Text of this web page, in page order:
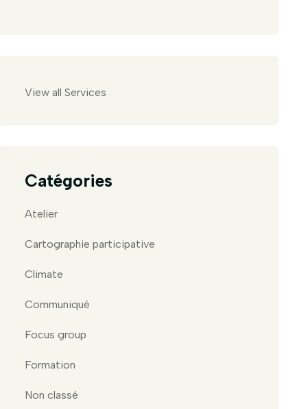
View all Services
Catégories
Atelier
Cartographie participative
Climate
Communiqué
Focus group
Formation
Non classé